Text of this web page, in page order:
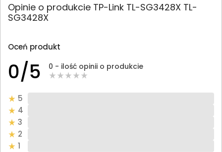
Opinie o produkcie TP-Link TL-SG3428X TL-
SG3428X
Oceń produkt
0/5 0 - ilość opinii o produkcie
5
4
3
2
1